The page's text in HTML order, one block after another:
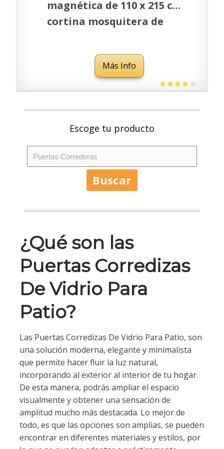
magnética de 110 x 215 cm,
cortina mosquitera de
mejorados lejos de
mosquitos, cortina de
Más Info
Escoge tu producto
Buscar
¿Qué son las
Puertas Corredizas
De Vidrio Para
Patio?
Las Puertas Corredizas De Vidrio Para Patio, son
una solución moderna, elegante y minimalista
que permite hacer fluir la luz natural,
incorporando al exterior al interior de tu hogar.
De esta manera, podrás ampliar el espacio
visualmente y obtener una sensación de
amplitud mucho más destacada. Lo mejor de
todo, es que las opciones son amplias, se pueden
encontrar en diferentes materiales y estilos, por